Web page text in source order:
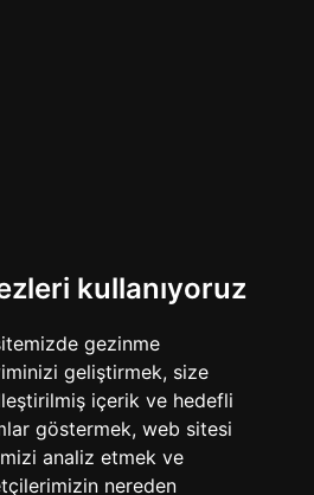
kullanıyoruz
gezinme
geliştirmek, size
içerik ve hedefli
göstermek, web sitesi
analiz etmek ve
nereden